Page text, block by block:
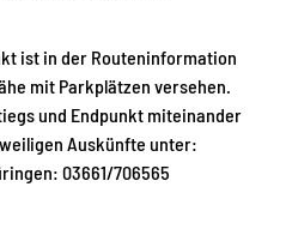
ist in der Routeninformation
mit Parkplätzen versehen.
und Endpunkt miteinander
Auskünfte unter:
03661/706565